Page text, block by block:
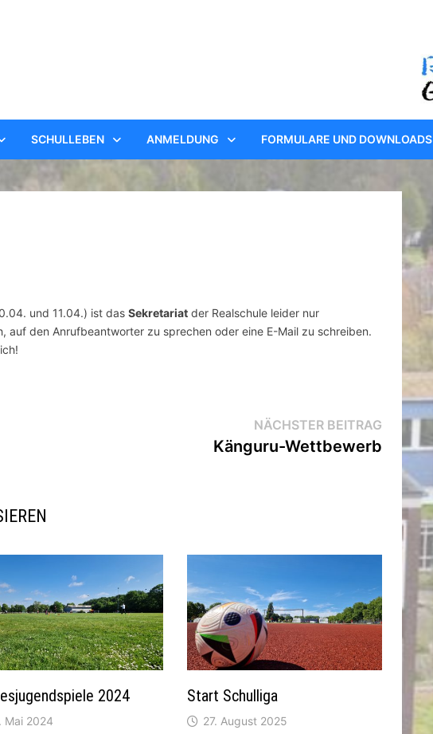
SCHULLEBEN ANMELDUNG FORMULARE UND DOWNLOADS
und 11.04.) ist das Sekretariat der Realschule leider nur
auf den Anrufbeantworter zu sprechen oder eine E-Mail zu schreiben.
NÄCHSTER BEITRAG Nächster
Känguru-Wettbewerb
2024
Mai 2024
Start Schulliga
27. August 2025